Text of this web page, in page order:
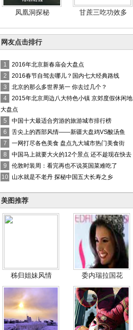
凤凰洞探秘 甘蔗三吃功效多
网友点击排行
1
2016年北京新春庙会大盘点
2
2016春节自驾去哪儿？国内七大经典路线
3
北京的那么多世界第一 你去过几个？
4
2015年北京周边八大特色小镇 京郊度假休闲地
大盘点
5
中国十大最适合穷游的旅游城市排行榜
6
舌尖上的西部风情——新疆大盘鸡VS酸汤鱼
7
一网打尽各色美食 盘点九大城市热门美食街
8
中国马上就要大火的12个景点 还不趁现在快去
9
伦敦时装周：看完再也不说英国菜难吃了
10
山水就是不老丹 探秘中国五大长寿之乡
美图推荐
秭归姐妹风情 委内瑞拉国花